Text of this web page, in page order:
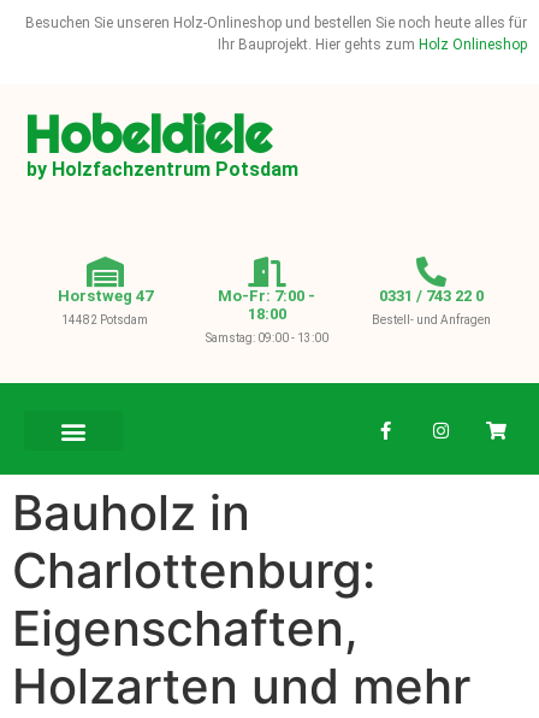
Besuchen Sie unseren Holz-Onlineshop und bestellen Sie noch heute alles für
Ihr Bauprojekt. Hier gehts zum Holz Onlineshop
Hobeldiele
by Holzfachzentrum Potsdam
Horstweg 47
14482 Potsdam
Mo-Fr: 7:00 -
18:00
Samstag: 09:00 - 13:00
0331 / 743 22 0
Bestell- und Anfragen
Bauholz in
Charlottenburg:
Eigenschaften,
Holzarten und mehr